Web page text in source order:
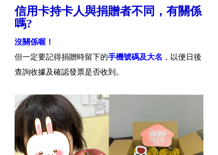
信用卡持卡人與捐贈者不同，有關係
嗎?
沒關係喔！
但一定要記得捐贈時留下的手機號碼及大名 ，以便日後
查詢收據及確認發票是否收到。